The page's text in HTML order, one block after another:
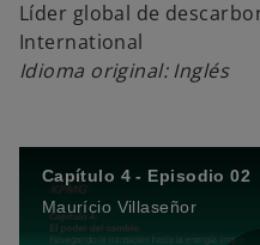
Líder global de
International
Idioma original: Inglés
Capítulo 4 - Episodio 02
Maurício Villaseñor